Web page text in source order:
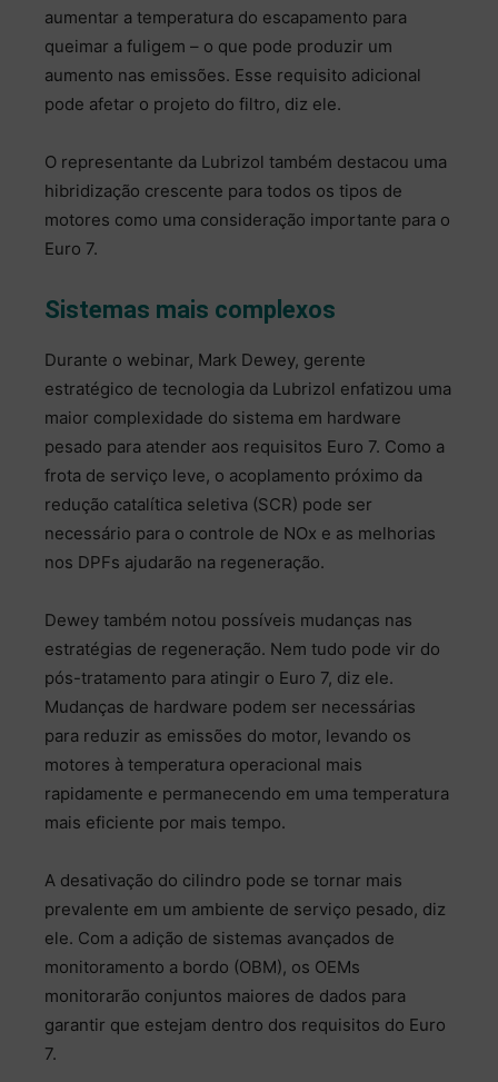
aumentar a temperatura do escapamento para
queimar a fuligem – o que pode produzir um
aumento nas emissões. Esse requisito adicional
pode afetar o projeto do filtro, diz ele.
O representante da Lubrizol também destacou uma
hibridização crescente para todos os tipos de
motores como uma consideração importante para o
Euro 7.
Sistemas mais complexos
Durante o webinar, Mark Dewey, gerente
estratégico de tecnologia da Lubrizol enfatizou uma
maior complexidade do sistema em hardware
pesado para atender aos requisitos Euro 7. Como a
frota de serviço leve, o acoplamento próximo da
redução catalítica seletiva (SCR) pode ser
necessário para o controle de NOx e as melhorias
nos DPFs ajudarão na regeneração.
Dewey também notou possíveis mudanças nas
estratégias de regeneração. Nem tudo pode vir do
pós-tratamento para atingir o Euro 7, diz ele.
Mudanças de hardware podem ser necessárias
para reduzir as emissões do motor, levando os
motores à temperatura operacional mais
rapidamente e permanecendo em uma temperatura
mais eficiente por mais tempo.
A desativação do cilindro pode se tornar mais
prevalente em um ambiente de serviço pesado, diz
ele. Com a adição de sistemas avançados de
monitoramento a bordo (OBM), os OEMs
monitorarão conjuntos maiores de dados para
garantir que estejam dentro dos requisitos do Euro
7.